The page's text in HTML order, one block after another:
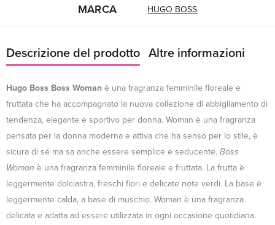
MARCA HUGO BOSS
Descrizione del prodotto Altre informazioni
Hugo Boss Boss Woman è una fragranza femminile floreale e
fruttata che ha accompagnato la nuova collezione di abbigliamento di
tendenza, elegante e sportivo per donna. Woman è una fragranza
pensata per la donna moderna e attiva che ha senso per lo stile, è
sicura di sé ma sa anche essere semplice e seducente. Boss
Woman è una fragranza femminile floreale e fruttata. La frutta è
leggermente dolciastra, freschi fiori e delicate note verdi. La base è
leggermente calda, a base di muschio. Woman è una fragranza
delicata e adatta ad essere utilizzata in ogni occasione quotidiana.